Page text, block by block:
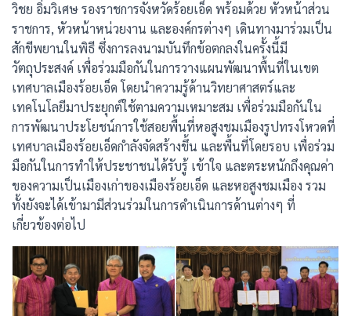
วิชย อิ่มวิเศษ รองราชการจังหวัดร้อยเอ็ด พร้อมด้วย หัวหน้าส่วน
ราชการ, หัวหน้าหน่วยงาน และองค์กรต่างๆ เดินทางมาร่วมเป็น
สักขีพยานในพิธี ซึ่งการลงนามบันทึกข้อตกลงในครั้งนี้มี
วัตถุประสงค์ เพื่อร่วมมือกันในการวางแผนพัฒนาพื้นที่ในเขต
เทศบาลเมืองร้อยเอ็ด โดยนำความรู้ด้านวิทยาศาสตร์และ
เทคโนโลยีมาประยุกต์ใช้ตามความเหมาะสม เพื่อร่วมมือกันใน
การพัฒนาประโยชน์การใช้สอยพื้นที่หอสูงชมเมืองรูปทรงโหวดที่
เทศบาลเมืองร้อยเอ็ดกำลังจัดสร้างขึ้น และพื้นที่โดยรอบ เพื่อร่วม
มือกันในการทำให้ประชาชนได้รับรู้ เข้าใจ และตระหนักถึงคุณค่า
ของความเป็นเมืองเก่าของเมืองร้อยเอ็ด และหอสูงชมเมือง รวม
ทั้งยังจะได้เข้ามามีส่วนร่วมในการดำเนินการด้านต่างๆ ที่
เกี่ยวข้องต่อไป